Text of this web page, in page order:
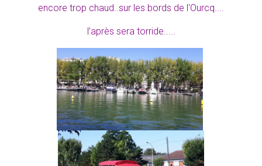
encore trop chaud..sur les bords de l'Ourcq....
l’après sera torride.....